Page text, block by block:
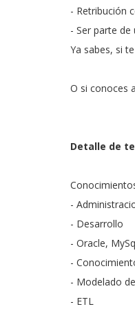
- Retribución
- Ser parte
Ya sabes, si
O si conoces
Detalle de
-
- Desarrollo
- Oracle,
-
- Modelado
- ETL